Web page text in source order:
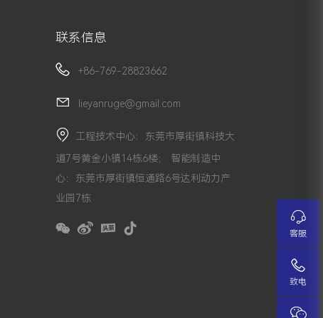
联系信息
+86-769-28823662
lieyanruge@gmail.com
工程技术中心：东莞市厚街镇科技大
道7号黄金小镇14栋6楼； 智能制造中
心：东莞市厚街镇恒通路6号达利动力产
业园7栋
客服
致电